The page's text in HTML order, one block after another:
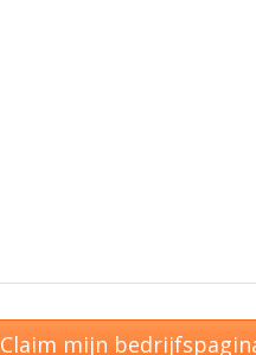
Claim mijn